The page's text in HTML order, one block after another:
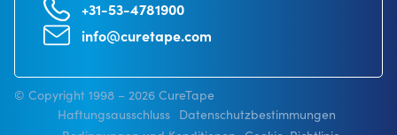
+31-53-4781900
info@curetape.com
© Copyright 1998 – 2026 CureTape
Haftungsausschluss
Datenschutzbestimmungen